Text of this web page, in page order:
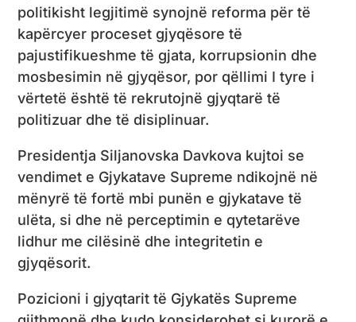
politikisht legjitimë synojnë reforma për të
kapërcyer proceset gjyqësore të
pajustifikueshme të gjata, korrupsionin dhe
mosbesimin në gjyqësor, por qëllimi I tyre i
vërtetë është të rekrutojnë gjyqtarë të
politizuar dhe të disiplinuar.
Presidentja Siljanovska Davkova kujtoi se
vendimet e Gjykatave Supreme ndikojnë në
mënyrë të fortë mbi punën e gjykatave të
ulëta, si dhe në perceptimin e qytetarëve
lidhur me cilësinë dhe integritetin e
gjyqësorit.
Pozicioni i gjyqtarit të Gjykatës Supreme